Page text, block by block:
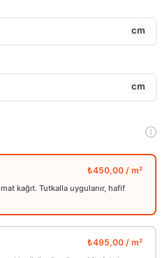
cm
cm
kağıt. Tutkalla uygulanır, hafif